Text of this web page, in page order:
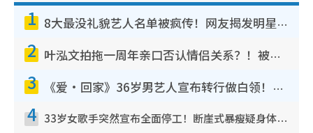
1 8大最没礼貌艺人名单被疯传！网友揭发明星真面目，一致数落这一位是无品天花板？
2 叶泓文拍拖一周年亲口否认情侣关系？！被质疑感情造假竟称GM“普通同事”
3 《爱·回家》36岁男艺人宣布转行做白领！卸下艺人身份回归素人平淡生活
4 33岁女歌手突然宣布全面停工！断崖式暴瘦疑身体亮红灯！声明曝：将暂时淡出